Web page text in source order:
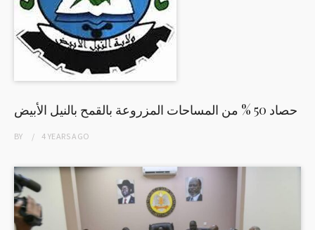
حصاد 50 % من المساحات المزروعة بالقمح بالنيل الأبيض
BY 4 YEARSAGO